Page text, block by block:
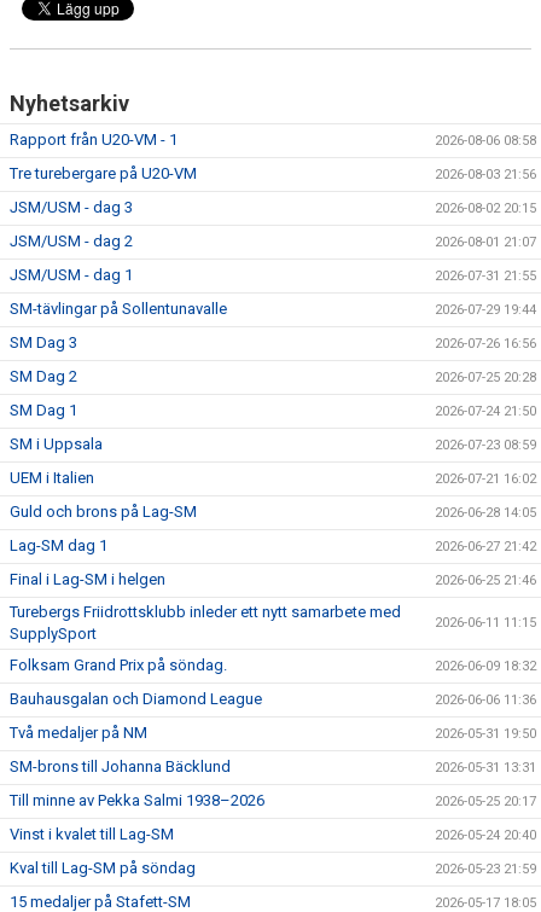
Nyhetsarkiv
Rapport från U20-VM - 1 2026-08-06 08:58
Tre turebergare på U20-VM 2026-08-03 21:56
JSM/USM - dag 3 2026-08-02 20:15
JSM/USM - dag 2 2026-08-01 21:07
JSM/USM - dag 1 2026-07-31 21:55
SM-tävlingar på Sollentunavalle 2026-07-29 19:44
SM Dag 3 2026-07-26 16:56
SM Dag 2 2026-07-25 20:28
SM Dag 1 2026-07-24 21:50
SM i Uppsala 2026-07-23 08:59
UEM i Italien 2026-07-21 16:02
Guld och brons på Lag-SM 2026-06-28 14:05
Lag-SM dag 1 2026-06-27 21:42
Final i Lag-SM i helgen 2026-06-25 21:46
Turebergs Friidrottsklubb inleder ett nytt samarbete med
SupplySport
2026-06-11 11:15
Folksam Grand Prix på söndag. 2026-06-09 18:32
Bauhausgalan och Diamond League 2026-06-06 11:36
Två medaljer på NM 2026-05-31 19:50
SM-brons till Johanna Bäcklund 2026-05-31 13:31
Till minne av Pekka Salmi 1938–2026 2026-05-25 20:17
Vinst i kvalet till Lag-SM 2026-05-24 20:40
Kval till Lag-SM på söndag 2026-05-23 21:59
15 medaljer på Stafett-SM 2026-05-17 18:05